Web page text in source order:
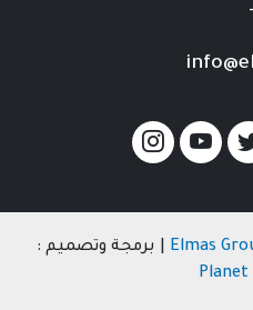
Elmas | برمجة وتصميم :
Planet